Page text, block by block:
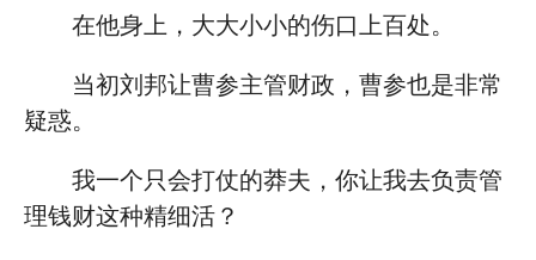
在他身上，大大小小的伤口上百处。
当初刘邦让曹参主管财政，曹参也是非常
疑惑。
我一个只会打仗的莽夫，你让我去负责管
理钱财这种精细活？